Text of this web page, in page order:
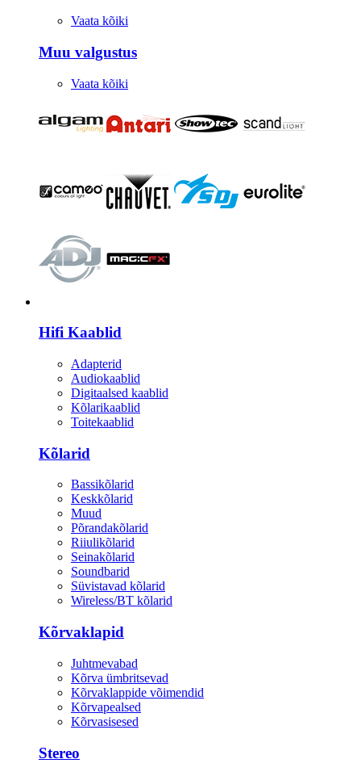
Vaata kõiki
Muu valgustus
Vaata kõiki
Hifi Kaablid
Adapterid
Audiokaablid
Digitaalsed kaablid
Kõlarikaablid
Toitekaablid
Kõlarid
Bassikõlarid
Keskkõlarid
Muud
Põrandakõlarid
Riiulikõlarid
Seinakõlarid
Soundbarid
Süvistavad kõlarid
Wireless/BT kõlarid
Kõrvaklapid
Juhtmevabad
Kõrva ümbritsevad
Kõrvaklappide võimendid
Kõrvapealsed
Kõrvasisesed
Stereo